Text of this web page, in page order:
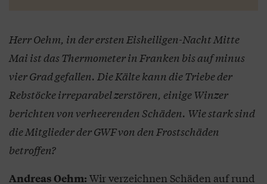
Herr Oehm, in der ersten Eisheiligen-Nacht Mitte
Mai ist das Thermometer in Franken bis auf minus
vier Grad gefallen. Die Kälte kann die Triebe der
Rebstöcke irreparabel zerstören, einige Winzer
berichten von verheerenden Schäden. Wie stark sind
die Mitglieder der GWF von den Frostschäden
betroffen?
Andreas Oehm: Wir verzeichnen Schäden auf rund